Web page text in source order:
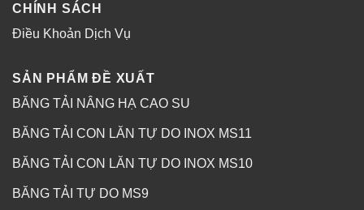
CHÍNH SÁCH
Điều Khoản Dịch Vụ
SẢN PHẨM ĐỀ XUẤT
BĂNG TẢI NÂNG HẠ CAO SU
BĂNG TẢI CON LĂN TỰ DO INOX MS11
BĂNG TẢI CON LĂN TỰ DO INOX MS10
BĂNG TẢI TỰ DO MS9